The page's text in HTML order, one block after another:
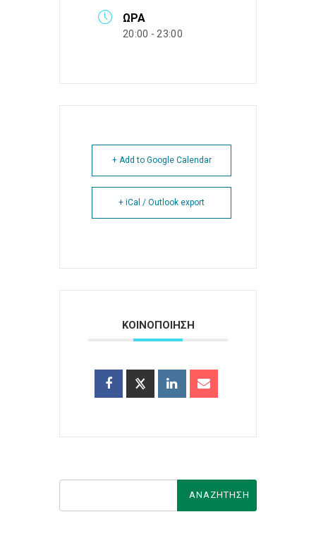
ΏΡΑ
20:00 - 23:00
+ Add to Google Calendar
+ iCal / Outlook export
ΚΟΙΝΟΠΟΙΗΣΗ